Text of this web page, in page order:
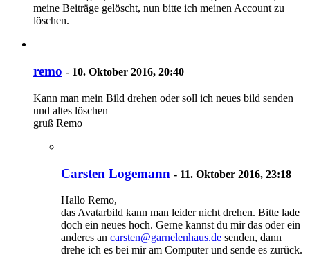
meine Beiträge gelöscht, nun bitte ich meinen Account zu
löschen.
remo - 10. Oktober 2016, 20:40
Kann man mein Bild drehen oder soll ich neues bild senden
und altes löschen
gruß Remo
Carsten Logemann - 11. Oktober 2016, 23:18
Hallo Remo,
das Avatarbild kann man leider nicht drehen. Bitte lade
doch ein neues hoch. Gerne kannst du mir das oder ein
anderes an carsten@garnelenhaus.de senden, dann
drehe ich es bei mir am Computer und sende es zurück.